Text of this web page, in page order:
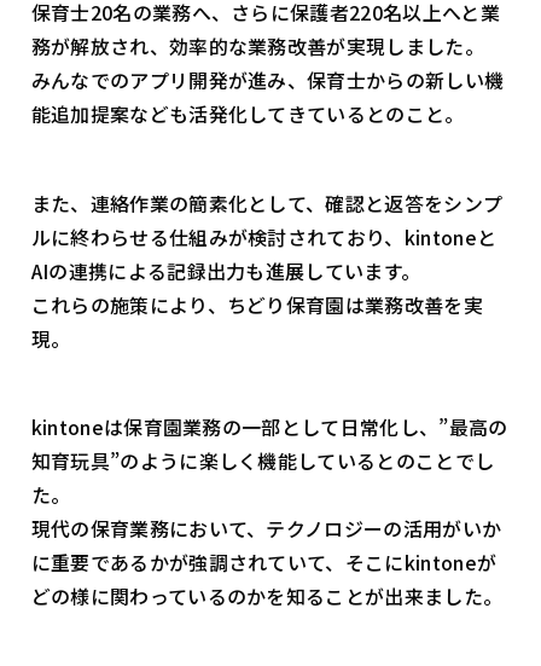
保育士20名の業務へ、さらに保護者220名以上へと業
務が解放され、効率的な業務改善が実現しました。
みんなでのアプリ開発が進み、保育士からの新しい機
能追加提案なども活発化してきているとのこと。
また、連絡作業の簡素化として、確認と返答をシンプ
ルに終わらせる仕組みが検討されており、kintoneと
AIの連携による記録出力も進展しています。
これらの施策により、ちどり保育園は業務改善を実
現。
kintoneは保育園業務の一部として日常化し、”最高の
知育玩具”のように楽しく機能しているとのことでし
た。
現代の保育業務において、テクノロジーの活用がいか
に重要であるかが強調されていて、そこにkintoneが
どの様に関わっているのかを知ることが出来ました。